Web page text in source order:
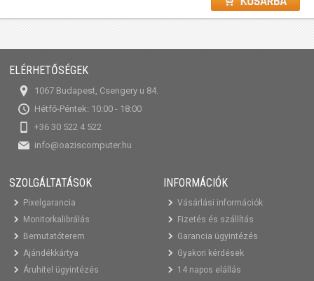
ELÉRHETŐSÉGEK
1067 Budapest, Csengery u 84.
Hétfő-Péntek: 10:00 - 18:00
+36 30 522 4 522
info@oaziscomputer.hu
SZOLGÁLTATÁSOK
Pixelgarancia
Monitorkalibrálás
Bemutatóterem
Ajándékkártya
Áruhitel ügyintézés
INFORMÁCIÓK
Vásárlási információk
Fizetés és szállítás
Garancia ügyintézés
Gyakori kérdések
14 napos elállás